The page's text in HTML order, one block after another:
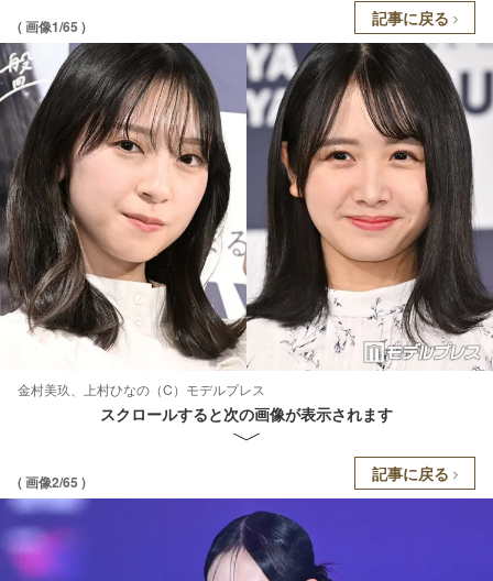
( 画像1/65 ) 記事に戻る
金村美玖、上村ひなの（C）モデルプレス
スクロールすると次の画像が表示されます
( 画像2/65 ) 記事に戻る